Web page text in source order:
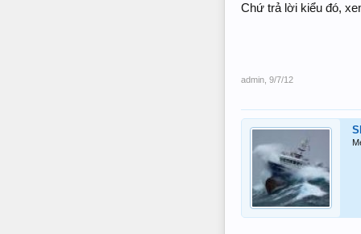
Chứ trả lời kiểu đó,
admin 9/7/12